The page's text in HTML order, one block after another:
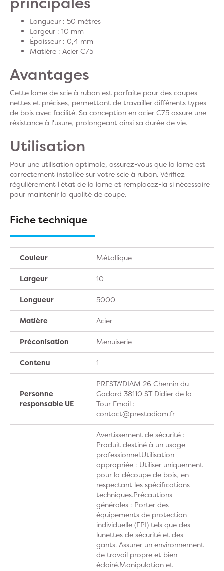
Longueur : 50 mètres
Largeur : 10 mm
Épaisseur : 0,4 mm
Matière : Acier C75
Avantages
Cette lame de scie à ruban est parfaite pour des coupes
nettes et précises, permettant de travailler différents types
de bois avec facilité. Sa conception en acier C75 assure une
résistance à l'usure, prolongeant ainsi sa durée de vie.
Utilisation
Pour une utilisation optimale, assurez-vous que la lame est
correctement installée sur votre scie à ruban. Vérifiez
régulièrement l'état de la lame et remplacez-la si nécessaire
pour maintenir la qualité de coupe.
Fiche technique
Couleur Métallique
Largeur 10
Longueur 5000
Matière Acier
Préconisation Menuiserie
Contenu 1
Personne
responsable UE
PRESTA'DIAM 26 Chemin du
Godard 38110 ST Didier de la
Tour Email :
contact@prestadiam.fr
Avertissement de sécurité :
Produit destiné à un usage
professionnel.Utilisation
appropriée : Utiliser uniquement
pour la découpe de bois, en
respectant les spécifications
techniques.Précautions
générales : Porter des
équipements de protection
individuelle (EPI) tels que des
lunettes de sécurité et des
gants. Assurer un environnement
de travail propre et bien
éclairé.Manipulation et